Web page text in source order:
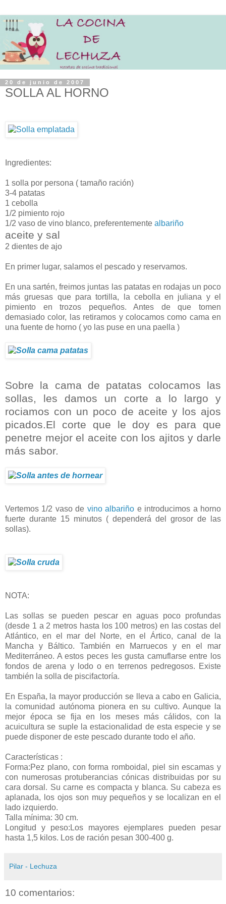
20 de junio de 2007
SOLLA AL HORNO
Ingredientes:
1 solla por persona ( tamaño ración)
3-4 patatas
1 cebolla
1/2 pimiento rojo
1/2 vaso de vino blanco, preferentemente albariño
aceite y sal
2 dientes de ajo
En primer lugar, salamos el pescado y reservamos.
En una sartén, freimos juntas las patatas en rodajas un poco
más gruesas que para tortilla, la cebolla en juliana y el
pimiento en trozos pequeños. Antes de que tomen
demasiado color, las retiramos y colocamos como cama en
una fuente de horno ( yo las puse en una paella )
Sobre la cama de patatas colocamos las
sollas, les damos un corte a lo largo y
rociamos con un poco de aceite y los ajos
picados.El corte que le doy es para que
penetre mejor el aceite con los ajitos y darle
más sabor.
Vertemos 1/2 vaso de vino albariño e introducimos a horno
fuerte durante 15 minutos ( dependerá del grosor de las
sollas).
NOTA:
Las sollas se pueden pescar en aguas poco profundas
(desde 1 a 2 metros hasta los 100 metros) en las costas del
Atlántico, en el mar del Norte, en el Ártico, canal de la
Mancha y Báltico. También en Marruecos y en el mar
Mediterráneo. A estos peces les gusta camuflarse entre los
fondos de arena y lodo o en terrenos pedregosos. Existe
también la solla de piscifactoría.
En España, la mayor producción se lleva a cabo en Galicia,
la comunidad autónoma pionera en su cultivo. Aunque la
mejor época se fija en los meses más cálidos, con la
acuicultura se suple la estacionalidad de esta especie y se
puede disponer de este pescado durante todo el año.
Características :
Forma:Pez plano, con forma romboidal, piel sin escamas y
con numerosas protuberancias cónicas distribuidas por su
cara dorsal. Su carne es compacta y blanca. Su cabeza es
aplanada, los ojos son muy pequeños y se localizan en el
lado izquierdo.
Talla mínima: 30 cm.
Longitud y peso:Los mayores ejemplares pueden pesar
hasta 1,5 kilos. Los de ración pesan 300-400 g.
Pilar - Lechuza
10 comentarios: